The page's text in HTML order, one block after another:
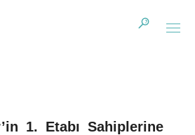
1. Etabı Sahiplerine